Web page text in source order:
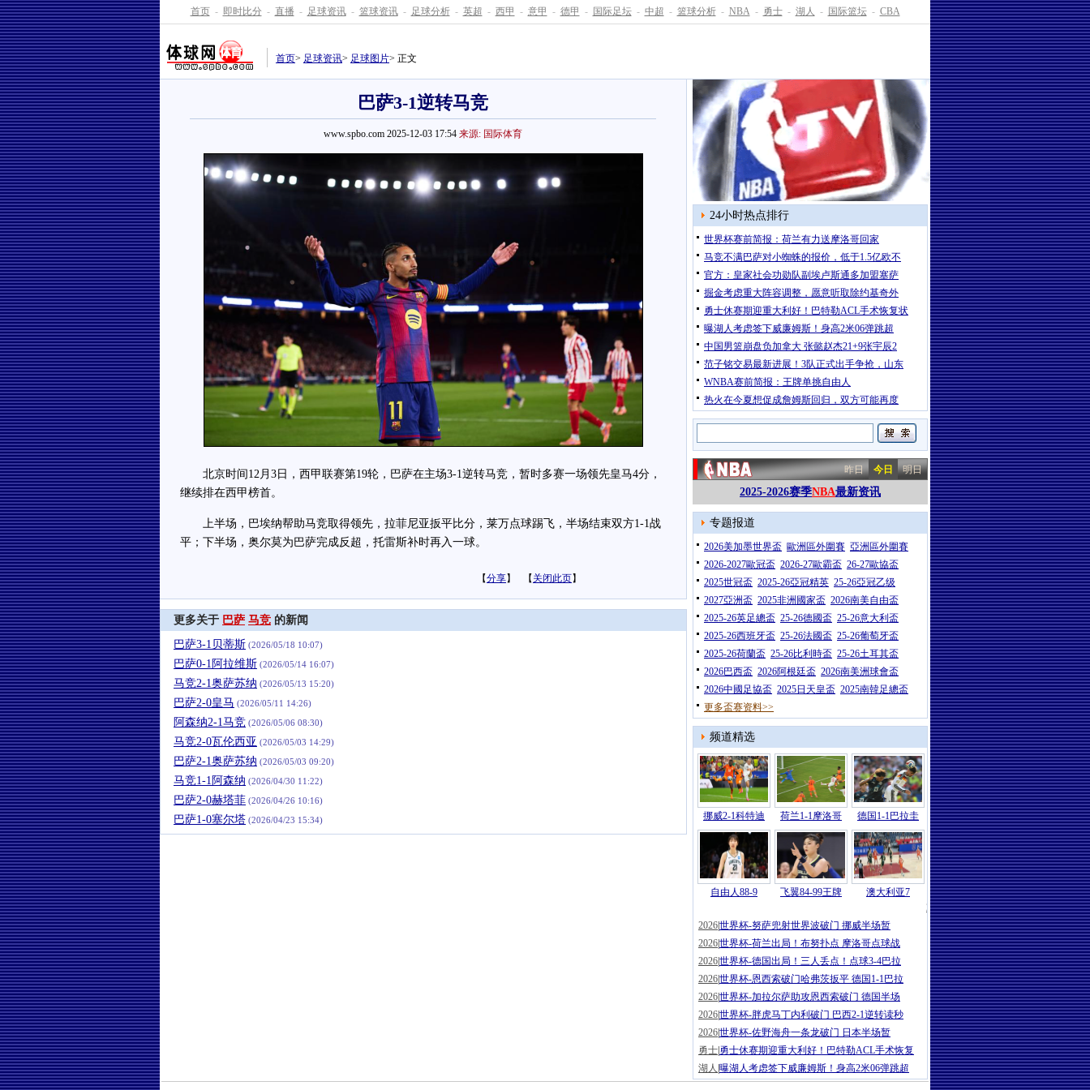
首页 - 即时比分 - 直播 - 足球资讯 - 篮球资讯 - 足球分析 - 英超 - 西甲 - 意甲 - 德甲 - 国际足坛 - 中超 - 篮球分析 - NBA - 勇士 - 湖人 - 国际篮坛 - CBA
首页> 足球资讯> 足球图片> 正文
巴萨3-1逆转马竞
www.spbo.com 2025-12-03 17:54 来源: 国际体育
北京时间12月3日，西甲联赛第19轮，巴萨在主场3-1逆转马竞，暂时多赛一场领先皇马4分，
继续排在西甲榜首。
上半场，巴埃纳帮助马竞取得领先，拉菲尼亚扳平比分，莱万点球踢飞，半场结束双方1-1战
平；下半场，奥尔莫为巴萨完成反超，托雷斯补时再入一球。
【分享】 【 关闭此页】
更多关于 巴萨 马竞 的新闻
巴萨3-1贝蒂斯 (2026/05/18 10:07)
巴萨0-1阿拉维斯 (2026/05/14 16:07)
马竞2-1奥萨苏纳 (2026/05/13 15:20)
巴萨2-0皇马 (2026/05/11 14:26)
阿森纳2-1马竞 (2026/05/06 08:30)
马竞2-0瓦伦西亚 (2026/05/03 14:29)
巴萨2-1奥萨苏纳 (2026/05/03 09:20)
马竞1-1阿森纳 (2026/04/30 11:22)
巴萨2-0赫塔菲 (2026/04/26 10:16)
巴萨1-0塞尔塔 (2026/04/23 15:34)
24小时热点排行
世界杯赛前简报：荷兰有力送摩洛哥回家
马竞不满巴萨对小蜘蛛的报价，低于1.5亿欧不
官方：皇家社会功勋队副埃卢斯通多加盟塞萨
掘金考虑重大阵容调整，愿意听取除约基奇外
勇士休赛期迎重大利好！巴特勒ACL手术恢复状
曝湖人考虑签下威廉姆斯！身高2米06弹跳超
中国男篮崩盘负加拿大 张懿赵杰21+9张宇辰2
范子铭交易最新进展！3队正式出手争抢，山东
WNBA赛前简报：王牌单挑自由人
热火在今夏想促成詹姆斯回归，双方可能再度
昨日 今日 明日
2025-2026赛季NBA最新资讯
专题报道
2026美加墨世界盃 歐洲區外圍賽 亞洲區外圍賽
2026-2027歐冠盃 2026-27歐霸盃 26-27歐協盃
2025世冠盃 2025-26亞冠精英 25-26亞冠乙级
2027亞洲盃 2025非洲國家盃 2026南美自由盃
2025-26英足總盃 25-26德國盃 25-26意大利盃
2025-26西班牙盃 25-26法國盃 25-26葡萄牙盃
2025-26荷蘭盃 25-26比利時盃 25-26土耳其盃
2026巴西盃 2026阿根廷盃 2026南美洲球會盃
2026中國足協盃 2025日天皇盃 2025南韓足總盃
更多盃赛资料>>
频道精选
挪威2-1科特迪 荷兰1-1摩洛哥 德国1-1巴拉圭
自由人88-9 飞翼84-99王牌
澳大利亚7
2026 |世界杯-哈兰德86分绝杀努萨世界
2026世界杯-努萨兜射世界波破门 挪威半场暂
2026世界杯-荷兰出局！布努扑点 摩洛哥点球战
2026世界杯-德国出局！三人丢点！点球3-4巴拉
2026世界杯-恩西索破门哈弗茨扳平 德国1-1巴拉
2026世界杯-加拉尔萨助攻恩西索破门 德国半场
2026世界杯-胖虎马丁内利破门 巴西2-1逆转读秒
2026世界杯-佐野海舟一条龙破门 日本半场暂
勇士 勇士休赛期迎重大利好！巴特勒ACL手术恢复
湖人 曝湖人考虑签下威廉姆斯！身高2米06弹跳超